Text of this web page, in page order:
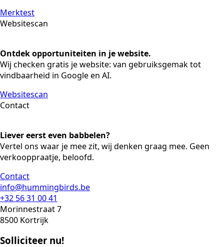
Merktest
Websitescan
Ontdek opportuniteiten in je website.
Wij checken gratis je website: van gebruiksgemak tot
vindbaarheid in Google en AI.
Websitescan
Contact
Liever eerst even babbelen?
Vertel ons waar je mee zit, wij denken graag mee. Geen
verkooppraatje, beloofd.
Contact
info@hummingbirds.be
+32 56 31 00 41
Morinnestraat 7
8500 Kortrijk
Solliciteer nu!